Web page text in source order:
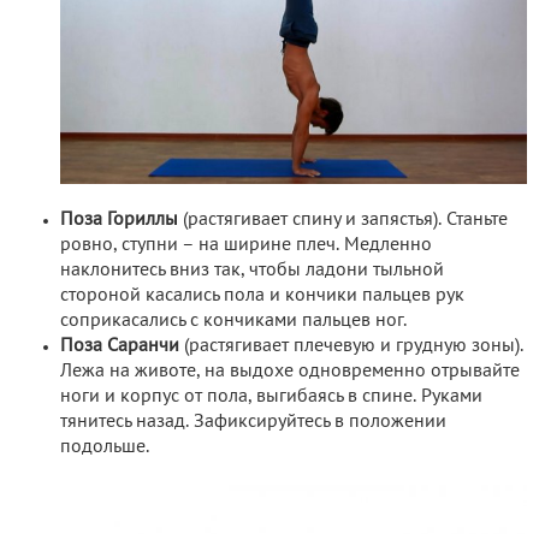
Поза Гориллы (растягивает спину и запястья). Станьте
ровно, ступни – на ширине плеч. Медленно
наклонитесь вниз так, чтобы ладони тыльной
стороной касались пола и кончики пальцев рук
соприкасались с кончиками пальцев ног.
Поза Саранчи (растягивает плечевую и грудную зоны).
Лежа на животе, на выдохе одновременно отрывайте
ноги и корпус от пола, выгибаясь в спине. Руками
тянитесь назад. Зафиксируйтесь в положении
подольше.